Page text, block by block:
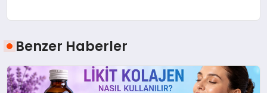
Benzer Haberler